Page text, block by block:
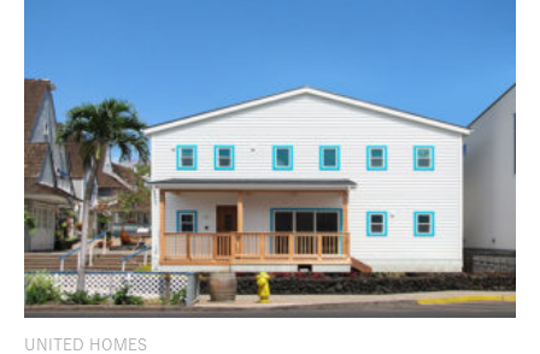
UNITED HOMES